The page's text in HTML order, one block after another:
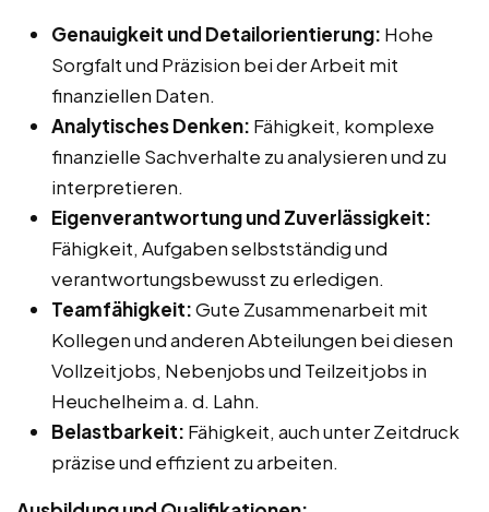
Genauigkeit und Detailorientierung: Hohe
Sorgfalt und Präzision bei der Arbeit mit
finanziellen Daten.
Analytisches Denken: Fähigkeit, komplexe
finanzielle Sachverhalte zu analysieren und zu
interpretieren.
Eigenverantwortung und Zuverlässigkeit:
Fähigkeit, Aufgaben selbstständig und
verantwortungsbewusst zu erledigen.
Teamfähigkeit:Gute Zusammenarbeit mit
Kollegen und anderen Abteilungen bei diesen
Vollzeitjobs, Nebenjobs und Teilzeitjobs in
Heuchelheim a. d. Lahn.
Belastbarkeit: Fähigkeit, auch unter Zeitdruck
präzise und effizient zu arbeiten.